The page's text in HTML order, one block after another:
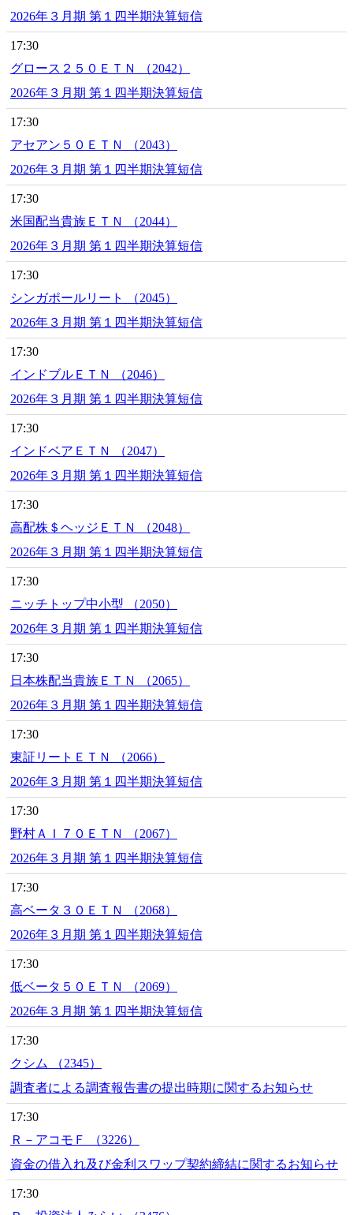
2026年３月期 第１四半期決算短信
17:30
グロース２５０ＥＴＮ （2042）
2026年３月期 第１四半期決算短信
17:30
アセアン５０ＥＴＮ （2043）
2026年３月期 第１四半期決算短信
17:30
米国配当貴族ＥＴＮ （2044）
2026年３月期 第１四半期決算短信
17:30
シンガポールリート （2045）
2026年３月期 第１四半期決算短信
17:30
インドブルＥＴＮ （2046）
2026年３月期 第１四半期決算短信
17:30
インドベアＥＴＮ （2047）
2026年３月期 第１四半期決算短信
17:30
高配株＄ヘッジＥＴＮ （2048）
2026年３月期 第１四半期決算短信
17:30
ニッチトップ中小型 （2050）
2026年３月期 第１四半期決算短信
17:30
日本株配当貴族ＥＴＮ （2065）
2026年３月期 第１四半期決算短信
17:30
東証リートＥＴＮ （2066）
2026年３月期 第１四半期決算短信
17:30
野村ＡＩ７０ＥＴＮ （2067）
2026年３月期 第１四半期決算短信
17:30
高ベータ３０ＥＴＮ （2068）
2026年３月期 第１四半期決算短信
17:30
低ベータ５０ＥＴＮ （2069）
2026年３月期 第１四半期決算短信
17:30
クシム （2345）
調査者による調査報告書の提出時期に関するお知らせ
17:30
Ｒ－アコモＦ （3226）
資金の借入れ及び金利スワップ契約締結に関するお知らせ
17:30